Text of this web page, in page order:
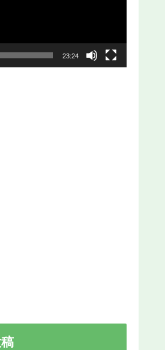
23:24